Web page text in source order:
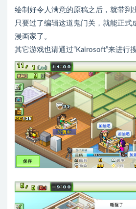
绘制好令人满意的原稿之后，就带到
只要过了编辑这道鬼门关，就能正式
漫画家了。
其它游戏也请通过“Kairosoft”来进行搜